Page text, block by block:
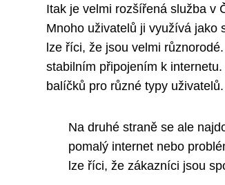
Itak je velmi rozšířená služba v
Mnoho uživatelů ji využívá jako
lze říci, že jsou velmi
stabilním připojením k
balíčků pro různé typy uživatelů.
Na druhé straně se ale
pomalý internet nebo
lze říci, že zákazníci jsou